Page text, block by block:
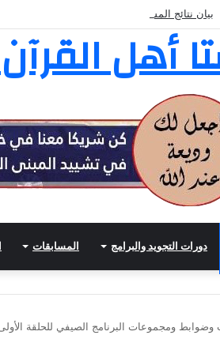
بيان نتائج المسابقة الثامنة عشرة في تفسير
أهل
دورات التجويد والبرامج المسابقات
وضوابط ومجموعات البرنامج الصيفي للحلقة الأولى